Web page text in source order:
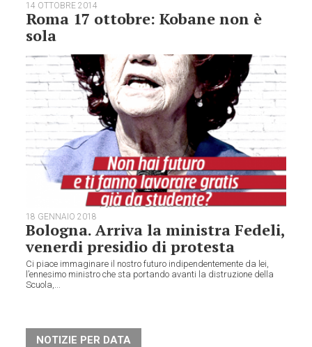
14 OTTOBRE 2014
Roma 17 ottobre: Kobane non è
sola
18 GENNAIO 2018
Bologna. Arriva la ministra Fedeli,
venerdi presidio di protesta
Ci piace immaginare il nostro futuro indipendentemente da lei,
l’ennesimo ministro che sta portando avanti la distruzione della
Scuola,...
NOTIZIE PER DATA